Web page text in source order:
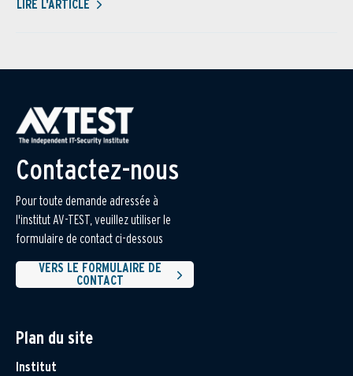
LIRE L'ARTICLE
Contactez-nous
Pour toute demande adressée à
l'institut AV-TEST, veuillez utiliser le
formulaire de contact ci-dessous
VERS LE FORMULAIRE DE
CONTACT
Plan du site
Institut